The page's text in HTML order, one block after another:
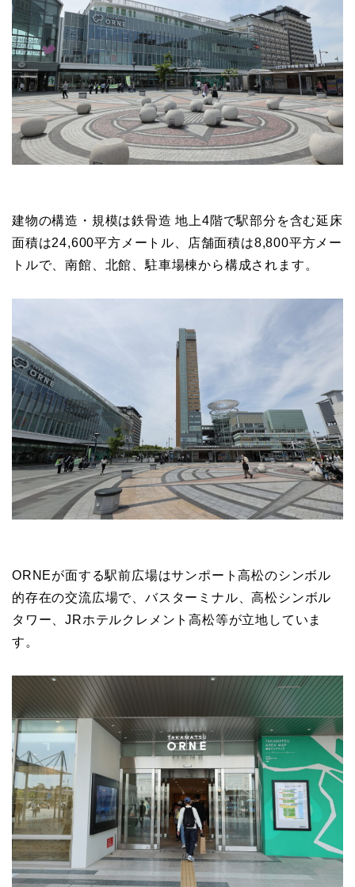
建物の構造・規模は鉄骨造 地上4階で駅部分を含む延床
面積は24,600平方メートル、店舗面積は8,800平方メー
トルで、南館、北館、駐車場棟から構成されます。
ORNEが面する駅前広場はサンポート高松のシンボル
的存在の交流広場で、バスターミナル、高松シンボル
タワー、JRホテルクレメント高松等が立地していま
す。